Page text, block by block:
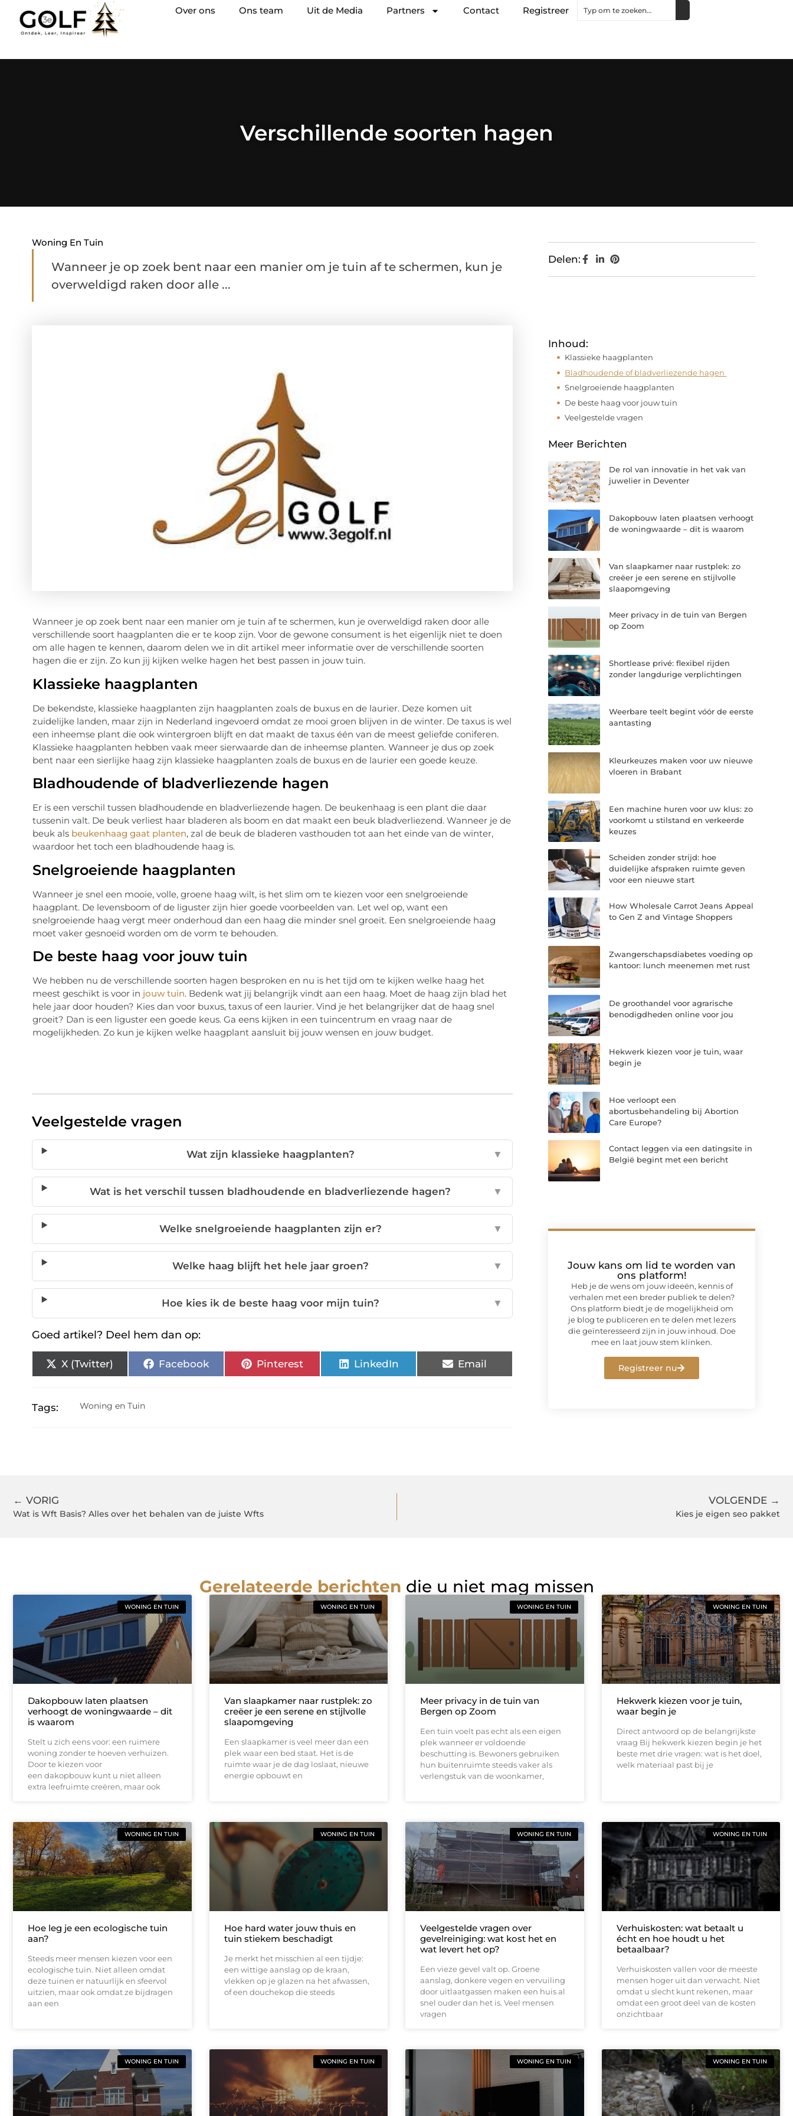
Over ons Ons team Uit de Media Partners Contact Registreer
Verschillende soorten hagen
Woning En Tuin
Wanneer je op zoek bent naar een manier om je tuin af te schermen, kun je
overweldigd raken door alle ...
Wanneer je op zoek bent naar een manier om je tuin af te schermen, kun je overweldigd raken door alle
verschillende soort haagplanten die er te koop zijn. Voor de gewone consument is het eigenlijk niet te doen
om alle hagen te kennen, daarom delen we in dit artikel meer informatie over de verschillende soorten
hagen die er zijn. Zo kun jij kijken welke hagen het best passen in jouw tuin.
Klassieke haagplanten
De bekendste, klassieke haagplanten zijn haagplanten zoals de buxus en de laurier. Deze komen uit
zuidelijke landen, maar zijn in Nederland ingevoerd omdat ze mooi groen blijven in de winter. De taxus is wel
een inheemse plant die ook wintergroen blijft en dat maakt de taxus één van de meest geliefde coniferen.
Klassieke haagplanten hebben vaak meer sierwaarde dan de inheemse planten. Wanneer je dus op zoek
bent naar een sierlijke haag zijn klassieke haagplanten zoals de buxus en de laurier een goede keuze.
Bladhoudende of bladverliezende hagen
Er is een verschil tussen bladhoudende en bladverliezende hagen. De beukenhaag is een plant die daar
tussenin valt. De beuk verliest haar bladeren als boom en dat maakt een beuk bladverliezend. Wanneer je de
beuk als beukenhaag gaat planten, zal de beuk de bladeren vasthouden tot aan het einde van de winter,
waardoor het toch een bladhoudende haag is.
Snelgroeiende haagplanten
Wanneer je snel een mooie, volle, groene haag wilt, is het slim om te kiezen voor een snelgroeiende
haagplant. De levensboom of de liguster zijn hier goede voorbeelden van. Let wel op, want een
snelgroeiende haag vergt meer onderhoud dan een haag die minder snel groeit. Een snelgroeiende haag
moet vaker gesnoeid worden om de vorm te behouden.
De beste haag voor jouw tuin
We hebben nu de verschillende soorten hagen besproken en nu is het tijd om te kijken welke haag het
meest geschikt is voor in jouw tuin. Bedenk wat jij belangrijk vindt aan een haag. Moet de haag zijn blad het
hele jaar door houden? Kies dan voor buxus, taxus of een laurier. Vind je het belangrijker dat de haag snel
groeit? Dan is een liguster een goede keus. Ga eens kijken in een tuincentrum en vraag naar de
mogelijkheden. Zo kun je kijken welke haagplant aansluit bij jouw wensen en jouw budget.
Veelgestelde vragen
Wat zijn klassieke haagplanten? ▼
Wat is het verschil tussen bladhoudende en bladverliezende hagen? ▼
Welke snelgroeiende haagplanten zijn er? ▼
Welke haag blijft het hele jaar groen? ▼
Hoe kies ik de beste haag voor mijn tuin? ▼
Goed artikel? Deel hem dan op:
X (Twitter) Facebook Pinterest LinkedIn Email
Tags: Woning en Tuin
Delen:
Inhoud:
Klassieke haagplanten
Bladhoudende of bladverliezende hagen
Snelgroeiende haagplanten
De beste haag voor jouw tuin
Veelgestelde vragen
Meer Berichten
De rol van innovatie in het vak van
juwelier in Deventer
Dakopbouw laten plaatsen verhoogt
de woningwaarde – dit is waarom
Van slaapkamer naar rustplek: zo
creëer je een serene en stijlvolle
slaapomgeving
Meer privacy in de tuin van Bergen
op Zoom
Shortlease privé: flexibel rijden
zonder langdurige verplichtingen
Weerbare teelt begint vóór de eerste
aantasting
Kleurkeuzes maken voor uw nieuwe
vloeren in Brabant
Een machine huren voor uw klus: zo
voorkomt u stilstand en verkeerde
keuzes
Scheiden zonder strijd: hoe
duidelijke afspraken ruimte geven
voor een nieuwe start
How Wholesale Carrot Jeans Appeal
to Gen Z and Vintage Shoppers
Zwangerschapsdiabetes voeding op
kantoor: lunch meenemen met rust
De groothandel voor agrarische
benodigdheden online voor jou
Hekwerk kiezen voor je tuin, waar
begin je
Hoe verloopt een
abortusbehandeling bij Abortion
Care Europe?
Contact leggen via een datingsite in
België begint met een bericht
Jouw kans om lid te worden van
ons platform!
Heb je de wens om jouw ideeën, kennis of
verhalen met een breder publiek te delen?
Ons platform biedt je de mogelijkheid om
je blog te publiceren en te delen met lezers
die geïnteresseerd zijn in jouw inhoud. Doe
mee en laat jouw stem klinken.
Registreer nu
← VORIG
Wat is Wft Basis? Alles over het behalen van de juiste Wfts
VOLGENDE →
Kies je eigen seo pakket
Gerelateerde berichten die u niet mag missen
WONING EN TUIN
Dakopbouw laten plaatsen
verhoogt de woningwaarde – dit
is waarom
Stelt u zich eens voor: een ruimere
woning zonder te hoeven verhuizen.
Door te kiezen voor
een dakopbouw kunt u niet alleen
extra leefruimte creëren, maar ook
WONING EN TUIN
Van slaapkamer naar rustplek: zo
creëer je een serene en stijlvolle
slaapomgeving
Een slaapkamer is veel meer dan een
plek waar een bed staat. Het is de
ruimte waar je de dag loslaat, nieuwe
energie opbouwt en
WONING EN TUIN
Meer privacy in de tuin van
Bergen op Zoom
Een tuin voelt pas echt als een eigen
plek wanneer er voldoende
beschutting is. Bewoners gebruiken
hun buitenruimte steeds vaker als
verlengstuk van de woonkamer,
WONING EN TUIN
Hekwerk kiezen voor je tuin,
waar begin je
Direct antwoord op de belangrijkste
vraag Bij hekwerk kiezen begin je het
beste met drie vragen: wat is het doel,
welk materiaal past bij je
WONING EN TUIN
Hoe leg je een ecologische tuin
aan?
Steeds meer mensen kiezen voor een
ecologische tuin. Niet alleen omdat
deze tuinen er natuurlijk en sfeervol
uitzien, maar ook omdat ze bijdragen
aan een
WONING EN TUIN
Hoe hard water jouw thuis en
tuin stiekem beschadigt
Je merkt het misschien al een tijdje:
een wittige aanslag op de kraan,
vlekken op je glazen na het afwassen,
of een douchekop die steeds
WONING EN TUIN
Veelgestelde vragen over
gevelreiniging: wat kost het en
wat levert het op?
Een vieze gevel valt op. Groene
aanslag, donkere vegen en vervuiling
door uitlaatgassen maken een huis al
snel ouder dan het is. Veel mensen
vragen
WONING EN TUIN
Verhuiskosten: wat betaalt u
écht en hoe houdt u het
betaalbaar?
Verhuiskosten vallen voor de meeste
mensen hoger uit dan verwacht. Niet
omdat u slecht kunt rekenen, maar
omdat een groot deel van de kosten
onzichtbaar
WONING EN TUIN WONING EN TUIN WONING EN TUIN WONING EN TUIN